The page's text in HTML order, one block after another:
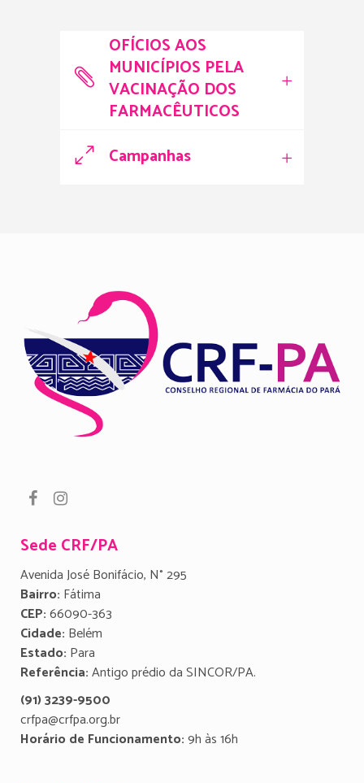
OFÍCIOS AOS
MUNICÍPIOS PELA
VACINAÇÃO DOS
FARMACÊUTICOS
Campanhas
Sede CRF/PA
Avenida José Bonifácio, N° 295
Bairro: Fátima
CEP:66090-363
Cidade: Belém
Estado: Para
Referência:Antigo prédio da SINCOR/PA.
(91) 3239-9500
crfpa@crfpa.org.br
Horário de Funcionamento:9h às 16h